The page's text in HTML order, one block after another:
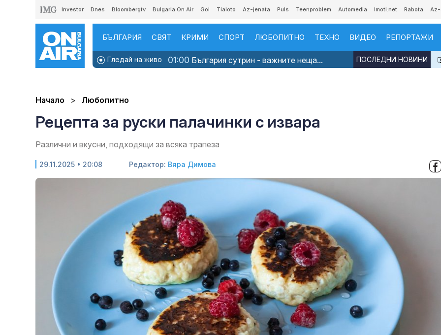
Investor Dnes Bloombergtv Bulgaria On Air Gol Tialoto Az-jenata Puls Teenproblem Automedia Imoti.net Rabota
БЪЛГАРИЯ СВЯТ КРИМИ СПОРТ ЛЮБОПИТНО ТЕХНО ВИДЕО РЕПОРТАЖИ
Гледай на живо 01:00 България сутрин - важните неща... ПОСЛЕДНИ НОВИНИ
Начало Любопитно
Рецепта за руски палачинки с извара
Различни и вкусни, подходящи за всяка трапеза
29.11.2025 • 20:08 Редактор: Вяра Димова